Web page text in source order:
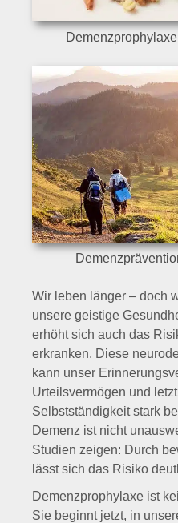
Wir leben länger – doch
unsere geistige
erhöht sich auch das
erkranken. Diese
kann unser
Urteilsvermögen und
Selbstständigkeit stark
Demenz ist nicht
Studien zeigen: Durch
lässt sich das Risiko
Demenzprophylaxe ist
Sie beginnt jetzt, in